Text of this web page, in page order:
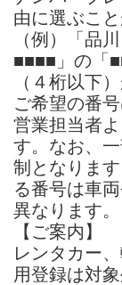
由に選ぶこ
（例）「品
■■■■」の「
（４桁以下
ご希望の番
営業担当者
す。なお、
制となりま
る番号は車
異なります。
【ご案内】
レンタカー
用登録は対